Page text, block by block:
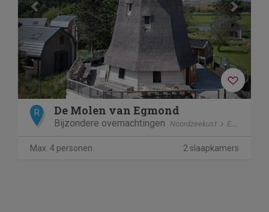
R De Molen van Egmond
Bijzondere overnachtingen Noordzeekust Egmond aan den Hoef
Max. 4 personen 2 slaapkamers